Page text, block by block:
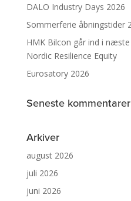
DALO Industry Days 2026
Sommerferie åbningstider
HMK Bilcon går ind i
Nordic Resilience Equity
Eurosatory 2026
Seneste kommentarer
Arkiver
august 2026
juli 2026
juni 2026